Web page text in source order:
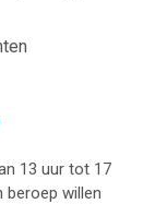
13 uur tot 17
beroep willen